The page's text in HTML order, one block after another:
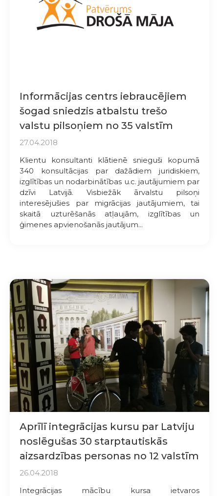
Informācijas centrs iebraucējiem
šogad sniedzis atbalstu trešo
valstu pilsoņiem no 35 valstīm
27.04.2018
Klientu konsultanti klātienē snieguši kopumā
340 konsultācijas par dažādiem juridiskiem,
izglītības un nodarbinātības u.c. jautājumiem par
dzīvi Latvijā. Visbiežāk ārvalstu pilsoņi
interesējušies par migrācijas jautājumiem, tai
skaitā uzturēšanās atļaujām, izglītības un
ģimenes apvienošanās jautājum...
Aprīlī integrācijas kursu par Latviju
noslēgušas 30 starptautiskās
aizsardzības personas no 12 valstīm
26.04.2018
Integrācijas mācību kursa ietvaros